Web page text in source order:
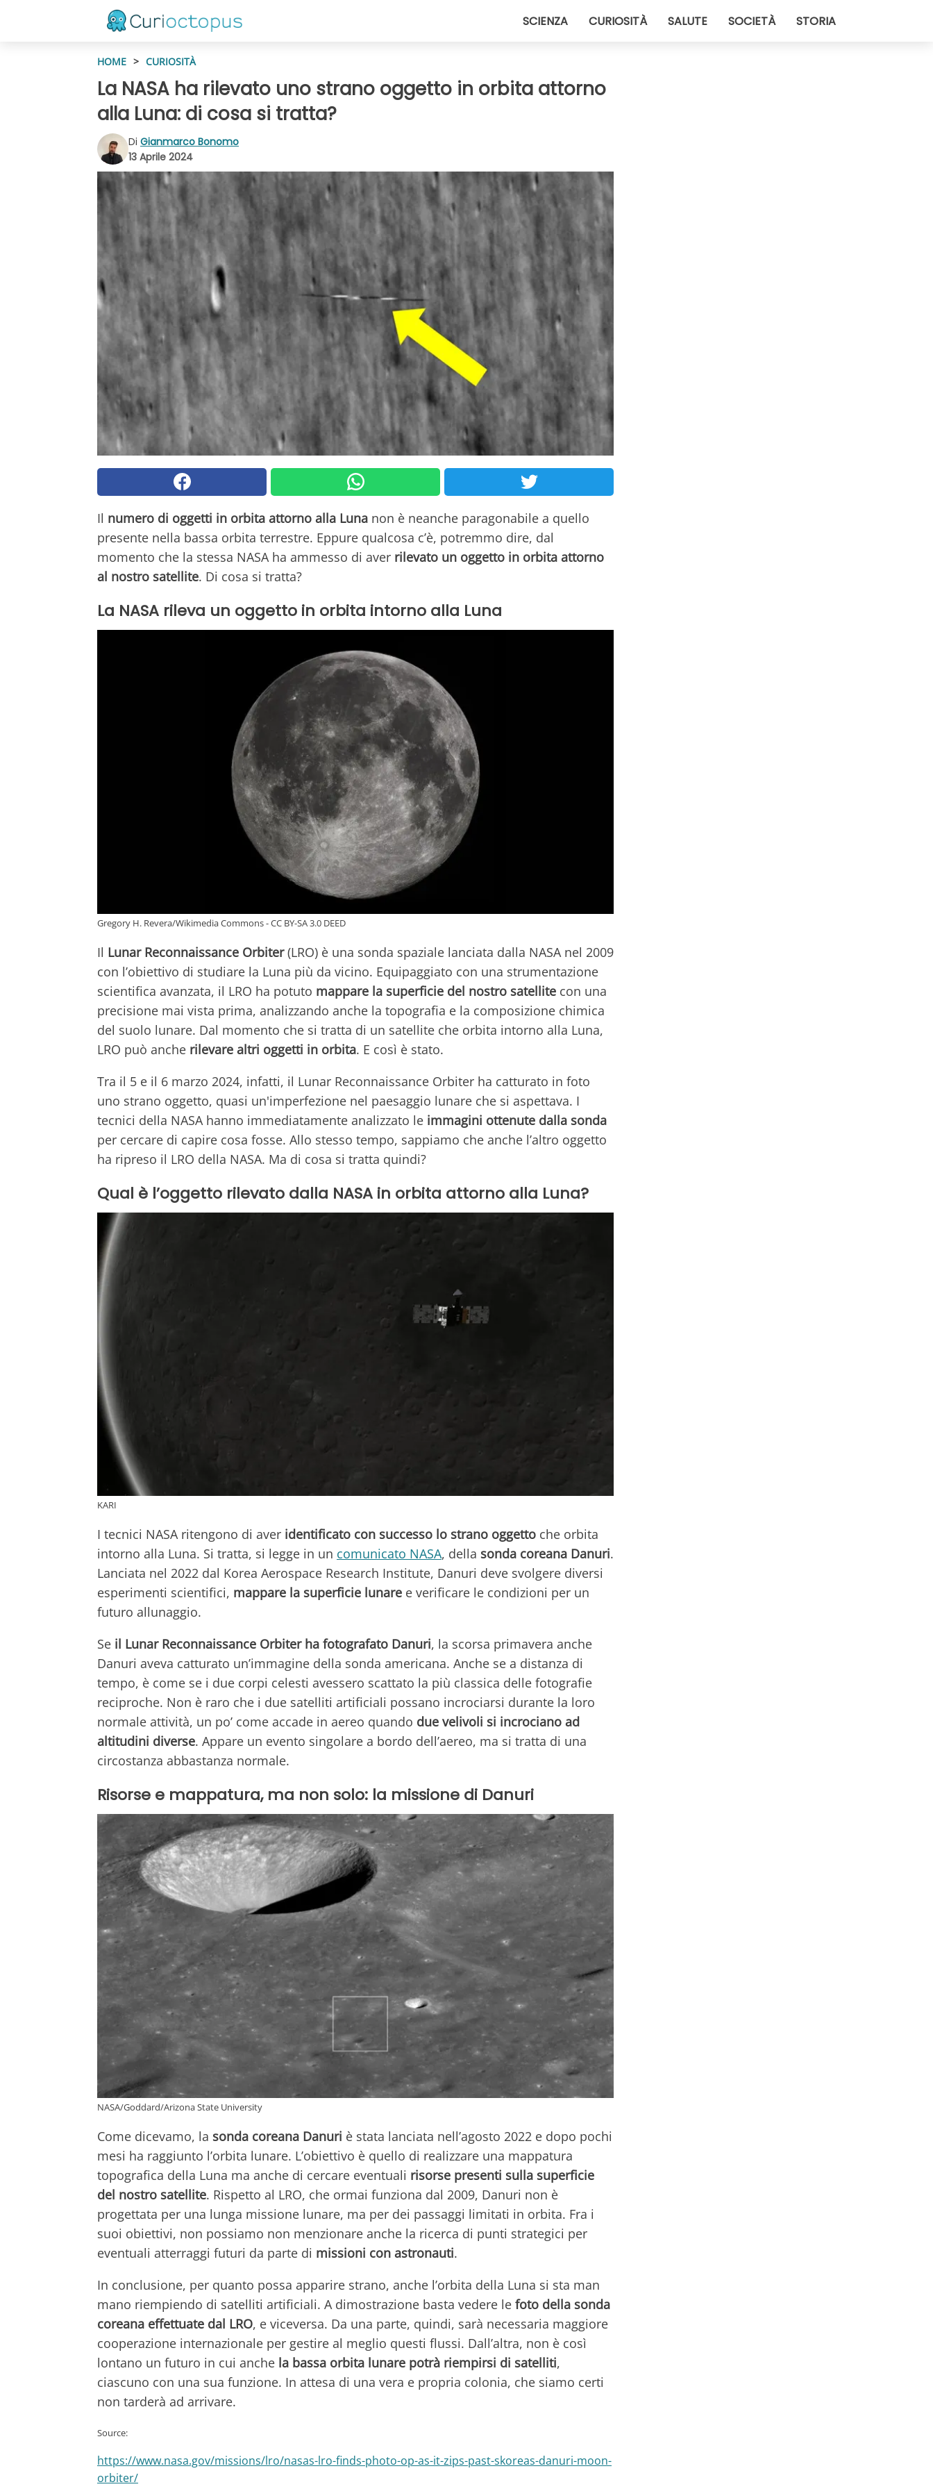
SCIENZA CURIOSITÀ SALUTE SOCIETÀ STORIA
HOME > CURIOSITÀ
La NASA ha rilevato uno strano oggetto in orbita attorno
alla Luna: di cosa si tratta?
Di Gianmarco Bonomo
13 Aprile 2024
Il numero di oggetti in orbita attorno alla Luna non è neanche paragonabile a quello
presente nella bassa orbita terrestre. Eppure qualcosa c’è, potremmo dire, dal
momento che la stessa NASA ha ammesso di aver rilevato un oggetto in orbita attorno
al nostro satellite. Di cosa si tratta?
La NASA rileva un oggetto in orbita intorno alla Luna
Gregory H. Revera/Wikimedia Commons - CC BY-SA 3.0 DEED
Il Lunar Reconnaissance Orbiter(LRO) è una sonda spaziale lanciata dalla NASA nel 2009
con l’obiettivo di studiare la Luna più da vicino. Equipaggiato con una strumentazione
scientifica avanzata, il LRO ha potuto mappare la superficie del nostro satellite con una
precisione mai vista prima, analizzando anche la topografia e la composizione chimica
del suolo lunare. Dal momento che si tratta di un satellite che orbita intorno alla Luna,
LRO può anche rilevare altri oggetti in orbita. E così è stato.
Tra il 5 e il 6 marzo 2024, infatti, il Lunar Reconnaissance Orbiter ha catturato in foto
uno strano oggetto, quasi un'imperfezione nel paesaggio lunare che si aspettava. I
tecnici della NASA hanno immediatamente analizzato le immagini ottenute dalla sonda
per cercare di capire cosa fosse. Allo stesso tempo, sappiamo che anche l’altro oggetto
ha ripreso il LRO della NASA. Ma di cosa si tratta quindi?
Qual è l’oggetto rilevato dalla NASA in orbita attorno alla Luna?
KARI
I tecnici NASA ritengono di aver identificato con successo lo strano oggetto che orbita
intorno alla Luna. Si tratta, si legge in un comunicato NASA, della sonda coreana Danuri.
Lanciata nel 2022 dal Korea Aerospace Research Institute, Danuri deve svolgere diversi
esperimenti scientifici, mappare la superficie lunare e verificare le condizioni per un
futuro allunaggio.
Se il Lunar Reconnaissance Orbiter ha fotografato Danuri, la scorsa primavera anche
Danuri aveva catturato un’immagine della sonda americana. Anche se a distanza di
tempo, è come se i due corpi celesti avessero scattato la più classica delle fotografie
reciproche. Non è raro che i due satelliti artificiali possano incrociarsi durante la loro
normale attività, un po’ come accade in aereo quando due velivoli si incrociano ad
altitudini diverse. Appare un evento singolare a bordo dell’aereo, ma si tratta di una
circostanza abbastanza normale.
Risorse e mappatura, ma non solo: la missione di Danuri
NASA/Goddard/Arizona State University
Come dicevamo, la sonda coreana Danuri è stata lanciata nell’agosto 2022 e dopo pochi
mesi ha raggiunto l’orbita lunare. L’obiettivo è quello di realizzare una mappatura
topografica della Luna ma anche di cercare eventuali risorse presenti sulla superficie
del nostro satellite. Rispetto al LRO, che ormai funziona dal 2009, Danuri non è
progettata per una lunga missione lunare, ma per dei passaggi limitati in orbita. Fra i
suoi obiettivi, non possiamo non menzionare anche la ricerca di punti strategici per
eventuali atterraggi futuri da parte di missioni con astronauti.
In conclusione, per quanto possa apparire strano, anche l’orbita della Luna si sta man
mano riempiendo di satelliti artificiali. A dimostrazione basta vedere le foto della sonda
coreana effettuate dal LRO, e viceversa. Da una parte, quindi, sarà necessaria maggiore
cooperazione internazionale per gestire al meglio questi flussi. Dall’altra, non è così
lontano un futuro in cui anche la bassa orbita lunare potrà riempirsi di satelliti,
ciascuno con una sua funzione. In attesa di una vera e propria colonia, che siamo certi
non tarderà ad arrivare.
Source:
https://www.nasa.gov/missions/lro/nasas-lro-finds-photo-op-as-it-zips-past-skoreas-danuri-moon-
orbiter/